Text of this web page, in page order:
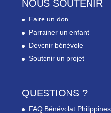
NOUS SOUTENIR
Faire un don
Parrainer un enfant
Devenir bénévole
Soutenir un projet
QUESTIONS ?
FAQ Bénévolat Philippines